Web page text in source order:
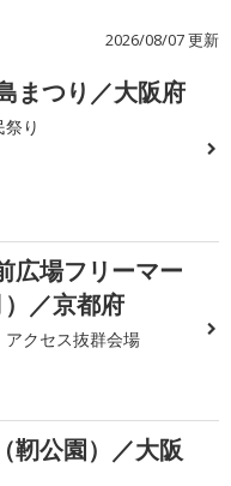
2026/08/07 更新
まつり／大阪府
り
広場フリーマー
／京都府
クセス抜群会場
靭公園）／大阪